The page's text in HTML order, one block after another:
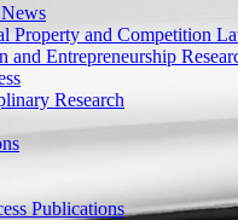
Property and Competition
and Entrepreneurship
Research
Publications